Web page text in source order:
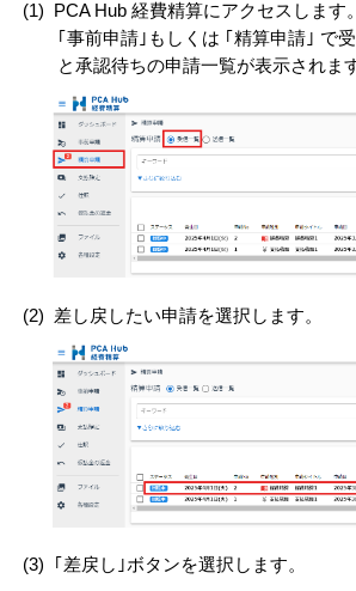
(1)
PCA Hub 経費精算にアクセスします。
｢事前申請｣もしくは ｢精算申請｣ で
と承認待ちの申請一覧が表示されま
(2) 差し戻したい申請を選択します。
(3) ｢差戻し｣ボタンを選択します。